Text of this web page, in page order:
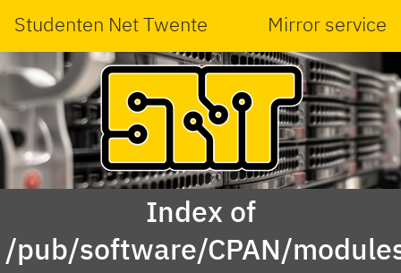
Studenten Net Twente Mirror service
Index of
/pub/software/CPAN/